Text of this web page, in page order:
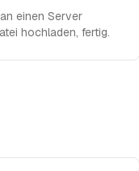
einen Server
hochladen, fertig.